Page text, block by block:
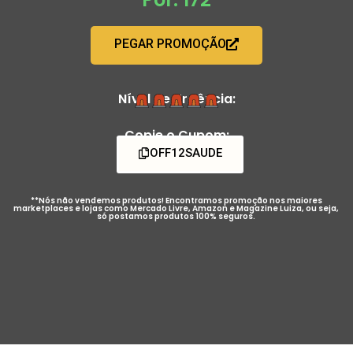
PEGAR PROMOÇÃO
Nível de Urgência:
Copie o Cupom:
OFF12SAUDE
**Nós não vendemos produtos! Encontramos promoção nos maiores
marketplaces e lojas como Mercado Livre, Amazon e Magazine Luiza, ou seja,
só postamos produtos 100% seguros.